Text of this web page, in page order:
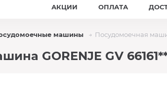
АКЦИИ ОПЛАТА
машины Посудомоечная
GORENJE GV